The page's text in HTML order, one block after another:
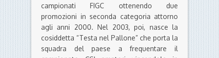
campionati FIGC ottenendo due
promozioni in seconda categoria attorno
agli anni 2000. Nel 2003, poi, nasce la
cosiddetta “Testa nel Pallone” che porta la
squadra del paese a frequentare il